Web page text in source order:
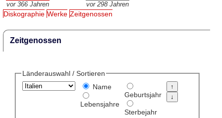
vor 366 Jahren vor 298 Jahren
Diskographie Werke Zeitgenossen
Zeitgenossen
Länderauswahl / Sortieren
Name
Lebensjahre
Geburtsjahr
Sterbejahr